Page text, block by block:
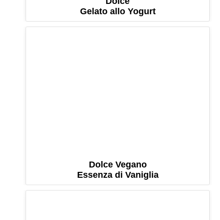
Gelato allo Yogurt
Dolce Vegano
Essenza di Vaniglia